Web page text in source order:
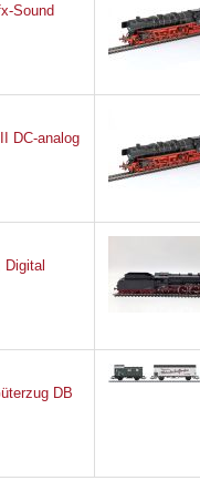
Sound
DC-analog
Digital
DB